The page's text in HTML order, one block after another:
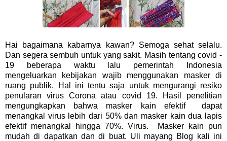
Hai bagaimana kabarnya kawan? Semoga sehat selalu.
Dan segera sembuh untuk yang sakit. Masih tentang covid -
19 beberapa waktu lalu pemerintah Indonesia
mengeluarkan kebijakan wajib menggunakan masker di
ruang publik. Hal ini tentu saja untuk mengurangi resiko
penularan virus Corona atau covid 19. Hasil penelitian
mengungkapkan bahwa masker kain efektif dapat
menangkal virus lebih dari 50% dan masker kain dua lapis
efektif menangkal hingga 70%. Virus. Masker kain pun
mudah di dapatkan dan di buat. Uli mayang Blog kali ini